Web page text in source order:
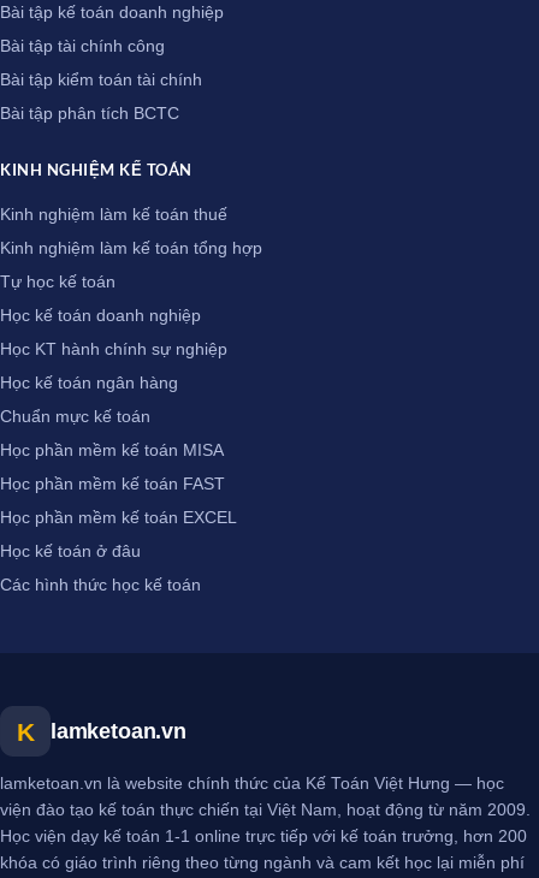
Bài tập kế toán doanh nghiệp
Bài tập tài chính công
Bài tập kiểm toán tài chính
Bài tập phân tích BCTC
KINH NGHIỆM KẾ TOÁN
Kinh nghiệm làm kế toán thuế
Kinh nghiệm làm kế toán tổng hợp
Tự học kế toán
Học kế toán doanh nghiệp
Học KT hành chính sự nghiệp
Học kế toán ngân hàng
Chuẩn mực kế toán
Học phần mềm kế toán MISA
Học phần mềm kế toán FAST
Học phần mềm kế toán EXCEL
Học kế toán ở đâu
Các hình thức học kế toán
K lamketoan.vn
lamketoan.vn là website chính thức của Kế Toán Việt Hưng — học
viện đào tạo kế toán thực chiến tại Việt Nam, hoạt động từ năm 2009.
Học viện dạy kế toán 1-1 online trực tiếp với kế toán trưởng, hơn 200
khóa có giáo trình riêng theo từng ngành và cam kết học lại miễn phí